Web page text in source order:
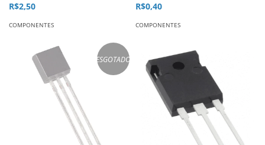
R$2,50
COMPONENTES
R$0,40
COMPONENTES
ESGOTADO